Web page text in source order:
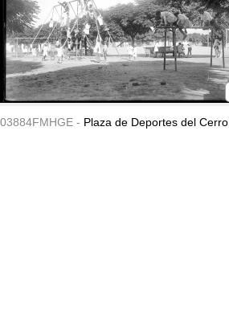
03884FMHGE - Plaza de Deportes del Cerro.